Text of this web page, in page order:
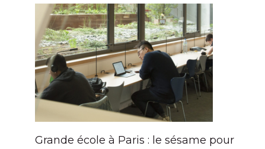
Grande école à Paris : le sésame pour